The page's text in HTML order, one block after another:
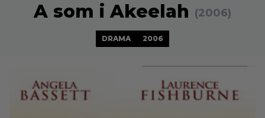
A som i Akeelah (2006)
DRAMA 2006